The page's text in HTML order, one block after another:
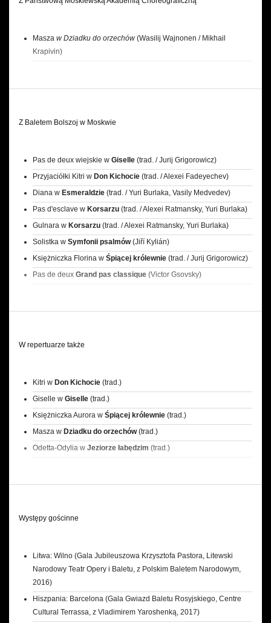
Księżniczka Alix-Odetta wJeziorze łabędzim(kreacja, z nowym
librettem, Krzysztof Pastor z obrazem wg Lwa Iwanowa)
Manon Lescaut wDamie kameliowej(John Neumeier)
Matylda Krzesińska wJeziorze łabędzim
Solistka 2. wKoncercie e-mollChopina (kreacja, Liam Scarlett)
Podstolina wPrzypowieści sarmackiej(Conrad Drzewiecki / Emil
Wesołowski)
Solistka wToccacie(kreacja, Krzysztof Pastor)
Księżniczka Aurora wŚpiącej królewnie(trad. / Jurij Grigorowicz)
Baronówna Mary Vetsera wMayerlingu(Kenneth MacMillan)
Medora wKorsarzu (trad. / Manuel Legris)
Elisabeta-Mina wDraculi(Krzysztof Pastor)
Giselle wGiselle(trad. / Maina Gielgud)
Solistka wKilar Concerto
Para 3. w balecieSsss…(Edward Clug)
Masza wDziadku do orzechów (Wasilij Wajnonen / Mikhail
Krapivin)
Z Baletem Bolszoj w Moskwie
Pas de deux wiejskie w Giselle (trad. / Jurij Grigorowicz)
Przyjaciółki Kitri w Don Kichocie (trad. / Alexei Fadeyechev)
Diana w Esmeraldzie (trad. / Yuri Burlaka, Vasily Medvedev)
Pas d'esclave w Korsarzu (trad. / Alexei Ratmansky, Yuri Burlaka)
Gulnara w Korsarzu (trad. / Alexei Ratmansky, Yuri Burlaka)
Solistka w Symfonii psalmów(Jiří Kylián)
Księżniczka Florina w Śpiącej królewnie (trad. / Jurij Grigorowicz)
Pas de deux Grand pas classique (Victor Gsovsky)
W repertuarze także
Kitri w Don Kichocie (trad.)
Giselle w Giselle (trad.)
Księżniczka Aurora w Śpiącej królewnie (trad.)
Masza w Dziadku do orzechów(trad.)
Odetta-Odylia w Jeziorze łabędzim (trad.)
Występy gościnne
Litwa: Wilno (Gala Jubileuszowa Krzysztofa Pastora, Litewski
Narodowy Teatr Opery i Baletu, z Polskim Baletem Narodowym,
2016)
Hiszpania: Barcelona (Gala Gwiazd Baletu Rosyjskiego, Centre
Cultural Terrassa, z Vladimirem Yaroshenką, 2017)